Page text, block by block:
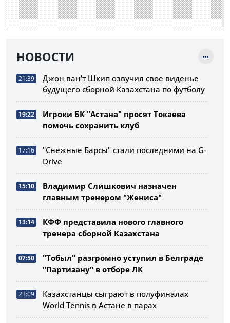
НОВОСТИ
21:39
Джон ван’т Шкип озвучил свое виденье
будущего сборной Казахстана по футболу
19:22
Игроки БК "Астана" просят Токаева
помочь сохранить клуб
17:16
"Снежные Барсы" стали последними на G-
Drive
15:10
Владимир Слишкович назначен
главным тренером "Жениса"
13:14
КФФ представила нового главного
тренера сборной Казахстана
07:50
"Тобыл" разгромно уступил в Белграде
"Партизану" в отборе ЛК
23:09
Казахстанцы сыграют в полуфиналах
World Tennis в Астане в парах